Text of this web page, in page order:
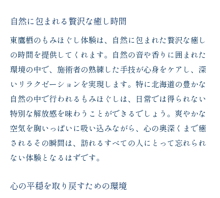
自然に包まれる贅沢な癒し時間
東鷹栖のもみほぐし体験は、自然に包まれた贅沢な癒し
の時間を提供してくれます。自然の音や香りに囲まれた
環境の中で、施術者の熟練した手技が心身をケアし、深
いリラクゼーションを実現します。特に北海道の豊かな
自然の中で行われるもみほぐしは、日常では得られない
特別な解放感を味わうことができるでしょう。爽やかな
空気を胸いっぱいに吸い込みながら、心の奥深くまで癒
されるその瞬間は、訪れるすべての人にとって忘れられ
ない体験となるはずです。
心の平穏を取り戻すための環境